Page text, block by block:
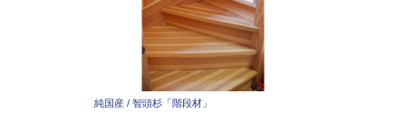
純国産 / 智頭杉「階段材」